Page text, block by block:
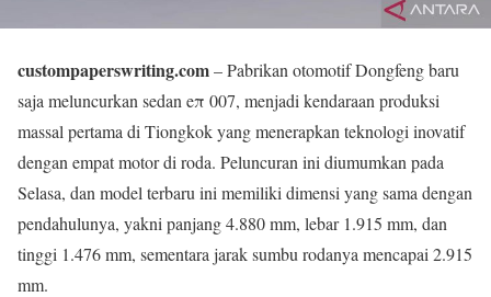
custompaperswriting.com– Pabrikan otomotif Dongfeng baru
saja meluncurkan sedan eπ 007, menjadi kendaraan produksi
massal pertama di Tiongkok yang menerapkan teknologi inovatif
dengan empat motor di roda. Peluncuran ini diumumkan pada
Selasa, dan model terbaru ini memiliki dimensi yang sama dengan
pendahulunya, yakni panjang 4.880 mm, lebar 1.915 mm, dan
tinggi 1.476 mm, sementara jarak sumbu rodanya mencapai 2.915
mm.